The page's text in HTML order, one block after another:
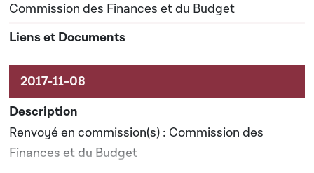
Commission des Finances et du Budget
Renvoyé en commission(s) : Commission des
Finances et du Budget